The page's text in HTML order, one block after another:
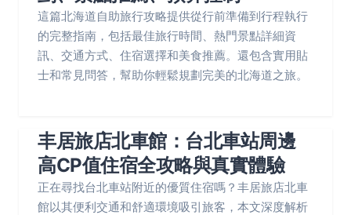
這篇北海道自助旅行攻略提供從行前準備到行程執行
的完整指南，包括最佳旅行時間、熱門景點詳細資
訊、交通方式、住宿選擇和美食推薦。還包含實用貼
士和常見問答，幫助你輕鬆規劃完美的北海道之旅。
丰居旅店北車館：台北車站周邊
高CP值住宿全攻略與真實體驗
正在尋找台北車站附近的優質住宿嗎？丰居旅店北車
館以其便利交通和舒適環境吸引旅客，本文深度解析